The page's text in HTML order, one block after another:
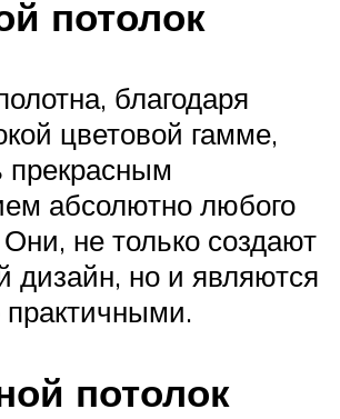
потолок
благодаря
цветовой гамме,
прекрасным
абсолютно любого
не только создают
дизайн, но и являются
практичными.
потолок